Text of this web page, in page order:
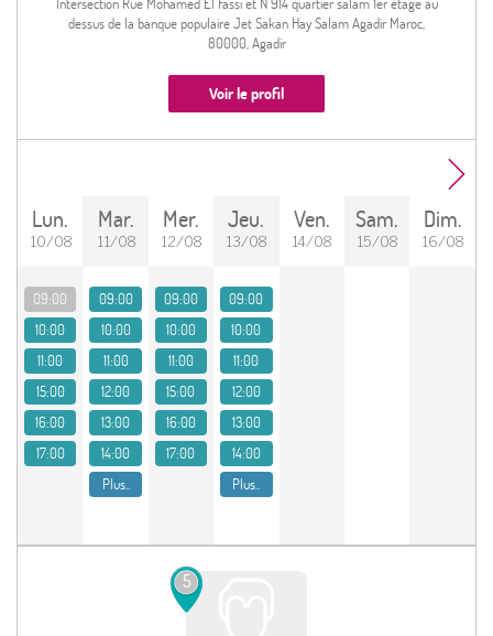
dessus de la banque populaire Jet Sakan Hay Salam Agadir Maroc,
80000, Agadir
Voir le profil
lun.
10/08
mar.
11/08
mer.
12/08
jeu.
13/08
ven.
14/08
sam.
15/08
dim.
16/08
09:00
10:00
11:00
15:00
16:00
17:00
09:00
10:00
11:00
12:00
13:00
14:00
Plus..
09:00
10:00
11:00
15:00
16:00
17:00
09:00
10:00
11:00
12:00
13:00
14:00
Plus..
5